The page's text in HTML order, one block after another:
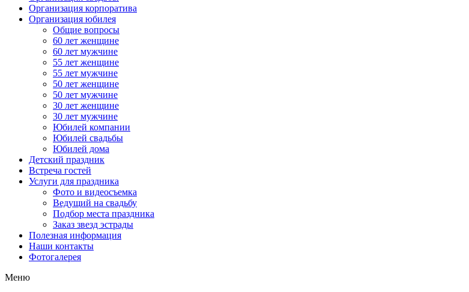
Организация корпоратива
Организация юбилея
Общие вопросы
60 лет женщине
60 лет мужчине
55 лет женщине
55 лет мужчине
50 лет женщине
50 лет мужчине
30 лет женщине
30 лет мужчине
Юбилей компании
Юбилей свадьбы
Юбилей дома
Детский праздник
Встреча гостей
Услуги для праздника
Фото и видеосъемка
Ведущий на свадьбу
Подбор места праздника
Заказ звезд эстрады
Полезная информация
Наши контакты
Фотогалерея
Меню